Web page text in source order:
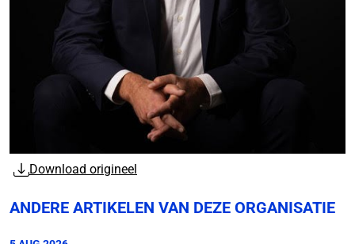
Download origineel
ANDERE ARTIKELEN VAN DEZE ORGANISATIE